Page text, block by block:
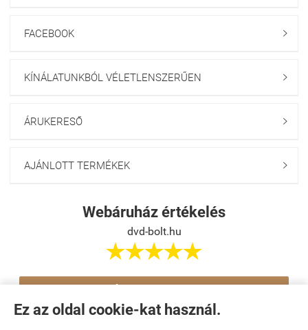
Ez az oldal cookie-kat használ.
FACEBOOK 
KÍNÁLATUNKBÓL VÉLETLENSZERŰEN 
ÁRUKERESŐ 
AJÁNLOTT TERMÉKEK 
Webáruház értékelés
dvd-bolt.hu
